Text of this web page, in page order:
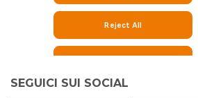
SEGUICI SUI SOCIAL